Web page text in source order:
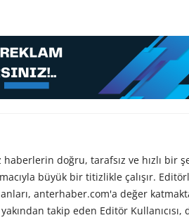
doğru, tarafsız ve hızlı bir
büyük bir titizlikle çalışır.
anterhaber.com'a değer
takip eden Editör